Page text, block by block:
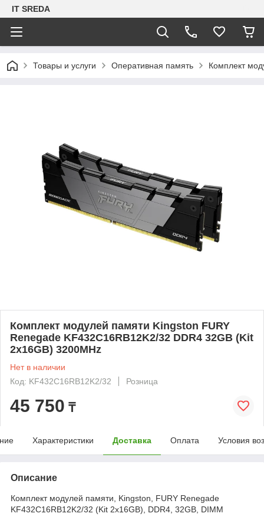
IT SREDA
Товары и услуги Оперативная память Комплект
Комплект модулей памяти Kingston FURY
Renegade KF432C16RB12K2/32 DDR4 32GB (Kit
2x16GB) 3200MHz
Нет в наличии
Код: KF432C16RB12K2/32
Розница
45 750 ₸
Характеристики Доставка Оплата Условия
Описание
Комплект модулей памяти, Kingston, FURY Renegade
KF432C16RB12K2/32 (Kit 2x16GB), DDR4, 32GB, DIMM